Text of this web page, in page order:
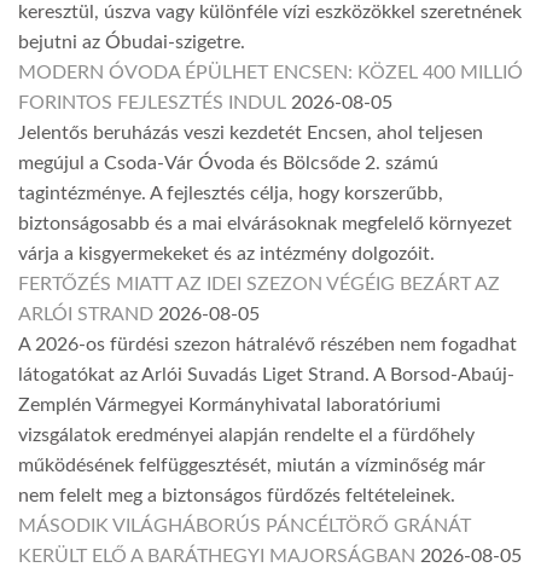
keresztül, úszva vagy különféle vízi eszközökkel szeretnének
bejutni az Óbudai-szigetre.
MODERN ÓVODA ÉPÜLHET ENCSEN: KÖZEL 400 MILLIÓ
FORINTOS FEJLESZTÉS INDUL 2026-08-05
Jelentős beruházás veszi kezdetét Encsen, ahol teljesen
megújul a Csoda-Vár Óvoda és Bölcsőde 2. számú
tagintézménye. A fejlesztés célja, hogy korszerűbb,
biztonságosabb és a mai elvárásoknak megfelelő környezet
várja a kisgyermekeket és az intézmény dolgozóit.
FERTŐZÉS MIATT AZ IDEI SZEZON VÉGÉIG BEZÁRT AZ
ARLÓI STRAND 2026-08-05
A 2026-os fürdési szezon hátralévő részében nem fogadhat
látogatókat az Arlói Suvadás Liget Strand. A Borsod-Abaúj-
Zemplén Vármegyei Kormányhivatal laboratóriumi
vizsgálatok eredményei alapján rendelte el a fürdőhely
működésének felfüggesztését, miután a vízminőség már
nem felelt meg a biztonságos fürdőzés feltételeinek.
MÁSODIK VILÁGHÁBORÚS PÁNCÉLTÖRŐ GRÁNÁT
KERÜLT ELŐ A BARÁTHEGYI MAJORSÁGBAN 2026-08-05